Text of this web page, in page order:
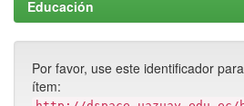
Educación
Por favor, use este identificador
ítem: